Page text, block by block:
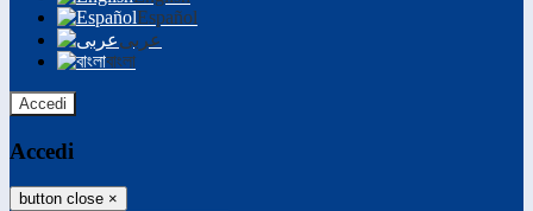
Español
عربى
বাংলা
Accedi
Accedi
button close ×